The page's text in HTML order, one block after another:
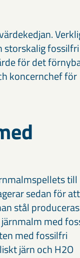
storskalig fossilfri
för det
koncernchef för
till
sedan för
stål
med
med fossilfri
järn och H2O